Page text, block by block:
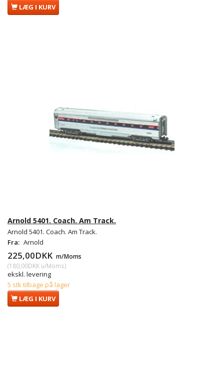
LÆG I KURV
Arnold 5401. Coach. Am Track.
Arnold 5401. Coach. Am Track.
Fra: Arnold
225,00DKK m/Moms
(180,00DKK u/Moms)
ekskl. levering
5 stk tilbage på lager
LÆG I KURV